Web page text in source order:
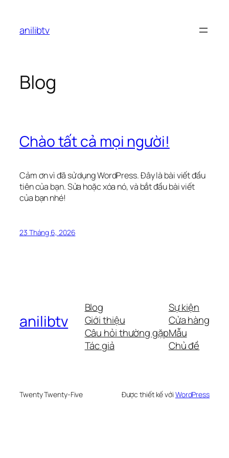
phầnanilibtv
Blog
Chào tất cả mọi người!
Cảm ơn vì đã sử dụng WordPress. Đây là bài viết đầu
tiên của bạn. Sửa hoặc xóa nó, và bắt đầu bài viết
của bạn nhé!
23 Tháng 6, 2026
anilibtv
Blog
Giới thiệu
Câu hỏi thường gặp
Tác giả
Sự kiện
Cửa hàng
Mẫu
Chủ đề
Twenty Twenty-Five Được thiết kế với WordPress